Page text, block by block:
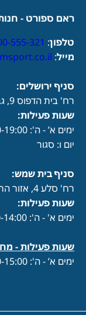
ראם ספורט -
טלפון:
555-321
מייל:
סניף ירושלים:
רח' בית הדפוס 9, גבעת שאול, ירושלים -חניה חינם
שעות פעילות:
ימים א’ - ה': 9:00-19:00.
יום ו: סגור
סניף בית שמש:
רח' סלע 4, אזור התעשייה הר-טוב ב', בית שמש - חניה חינם
שעות פעילות:
ימים א' - ה': 9:00-14:00
שעות פעילות -
ימים א’ - ה': 8:00-15:00.